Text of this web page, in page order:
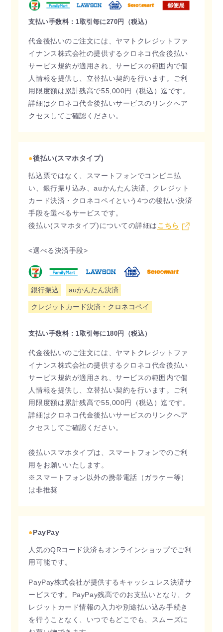
支払い手数料 : 1取引毎に270円（税込）
代金後払いのご注文には、ヤマトクレジットファ
イナンス株式会社の提供するクロネコ代金後払い
サービス規約が適用され、サービスの範囲内で個
人情報を提供し、立替払い契約を行います。ご利
用限度額は累計残高で55,000円（税込）迄です。
詳細はクロネコ代金後払いサービスのリンクへア
クセスしてご確認ください。
●後払い(スマホタイプ)
払込票ではなく、スマートフォンでコンビニ払
い、銀行振り込み、auかんたん決済、クレジット
カード決済・クロネコペイという4つの後払い決済
手段を選べるサービスです。
後払い(スマホタイプ)についての詳細はこちら
<選べる決済手段>
銀行振込 auかんたん決済
クレジットカード決済・クロネコペイ
支払い手数料 : 1取引毎に180円（税込）
代金後払いのご注文には、ヤマトクレジットファ
イナンス株式会社の提供するクロネコ代金後払い
サービス規約が適用され、サービスの範囲内で個
人情報を提供し、立替払い契約を行います。ご利
用限度額は累計残高で55,000円（税込）迄です。
詳細はクロネコ代金後払いサービスのリンクへア
クセスしてご確認ください。
後払いスマホタイプは、スマートフォンでのご利
用をお願いいたします。
※スマートフォン以外の携帯電話（ガラケー等）
は非推奨
●PayPay
人気のQRコード決済もオンラインショップでご利
用可能です。
PayPay株式会社が提供するキャッシュレス決済サ
ービスです。PayPay残高でのお支払いとなり、ク
レジットカード情報の入力や別途払い込み手続き
を行うことなく、いつでもどこでも、スムーズに